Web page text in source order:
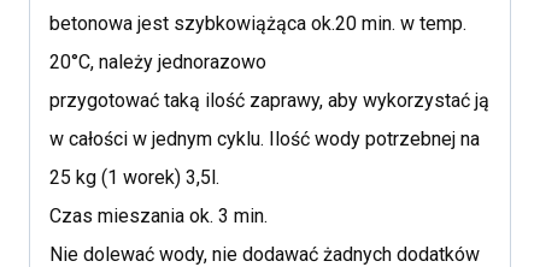
betonowa jest szybkowiążąca ok.20 min. w temp.
20°C, należy jednorazowo
przygotować taką ilość zaprawy, aby wykorzystać ją
w całości w jednym cyklu. Ilość wody potrzebnej na
25 kg (1 worek) 3,5l.
Czas mieszania ok. 3 min.
Nie dolewać wody, nie dodawać żadnych dodatków